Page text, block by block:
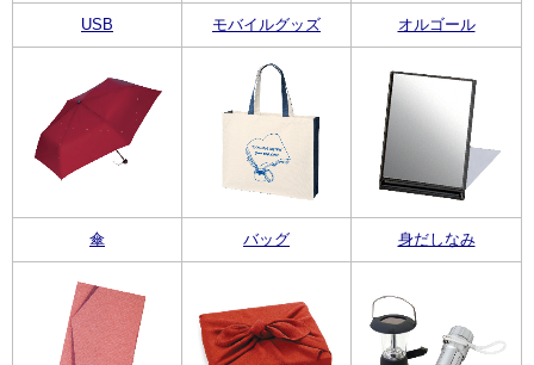
USB モバイルグッズ オルゴール
傘 バッグ 身だしなみ